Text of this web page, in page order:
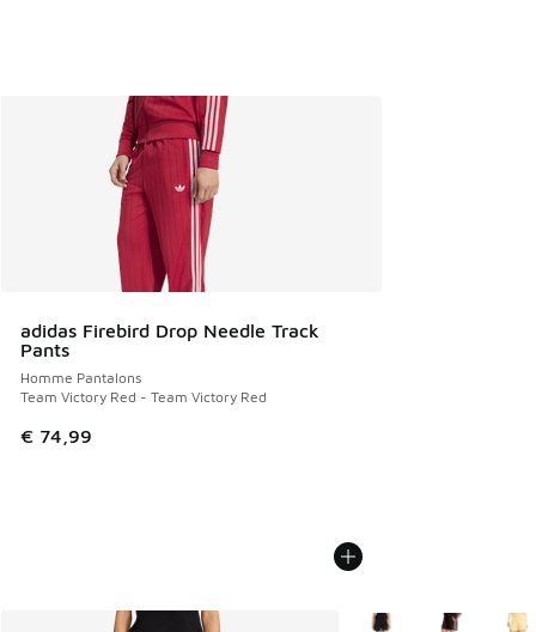
adidas Firebird Drop Needle Track
Pants
Homme Pantalons
Team Victory Red - Team Victory Red
€ 74,99
Plus de couleurs